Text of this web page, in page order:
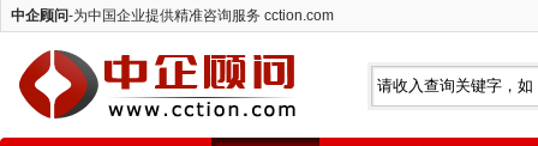
中企顾问-为中国企业提供精准咨询服务 cction.com